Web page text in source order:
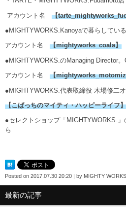
アカウント名 【
●MIGHTYWORKS.Kanoyaで暮らしてい
アカウント名 【mightyworks_coala】
●MIGHTYWORKS.のManaging Director。
アカウント名 【
●MIGHTYWORKS.代表取締役 木場修二
【こばっちのマイティ・ハッピーライフ】
●セレクトショップ「MIGHTYWORKS.
ら
Posted on 2017.07.30 20:20 by MIGHTY
最新の記事